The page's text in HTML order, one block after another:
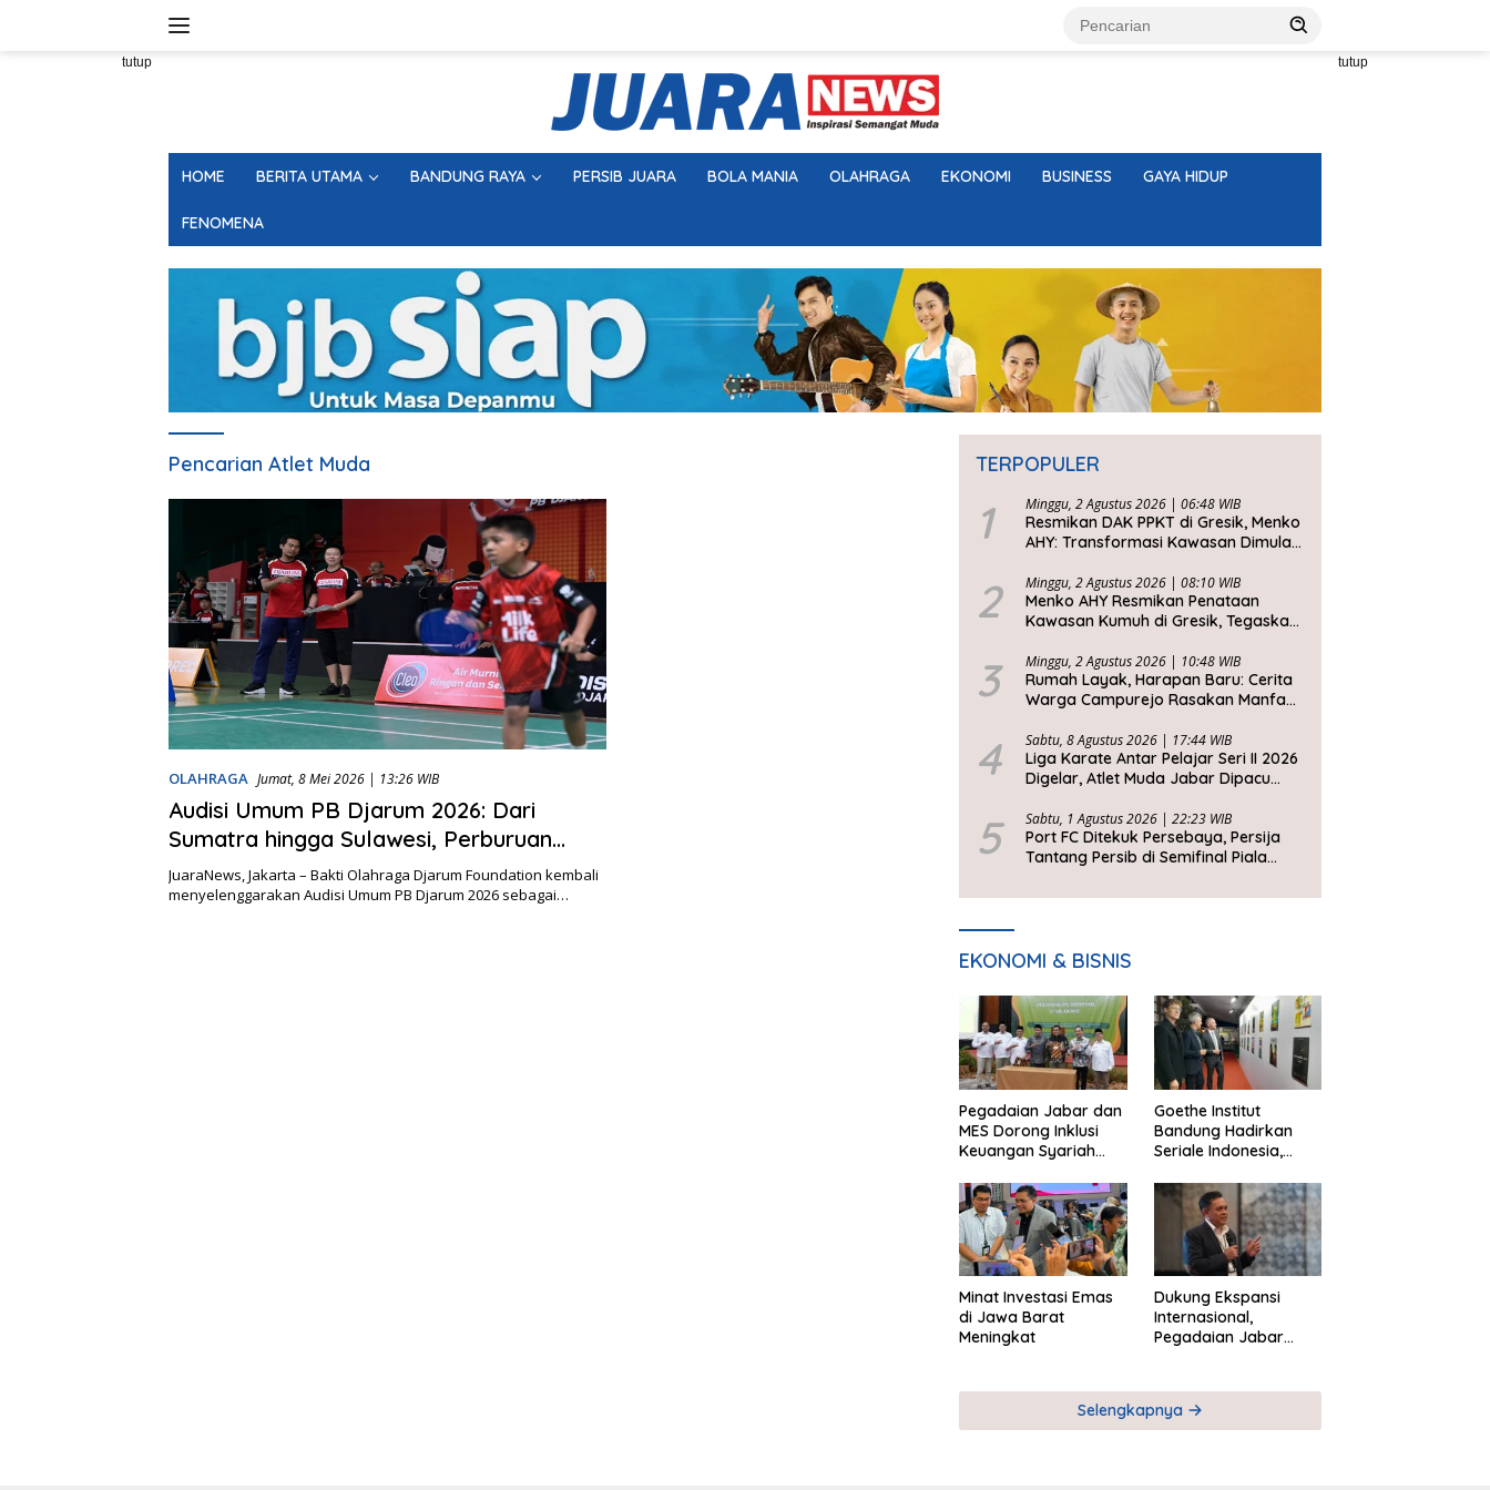
tutup tutup
HOME BERITA UTAMA BANDUNG RAYA PERSIB JUARA BOLA MANIA OLAHRAGA EKONOMI BUSINESS GAYA HIDUP
FENOMENA
Pencarian Atlet Muda
OLAHRAGA Jumat, 8 Mei 2026 | 13:26 WIB
Audisi Umum PB Djarum 2026: Dari
Sumatra hingga Sulawesi, Perburuan
Talenta Super Kian Meluas
JuaraNews, Jakarta – Bakti Olahraga Djarum Foundation kembali
menyelenggarakan Audisi Umum PB Djarum 2026 sebagai…
TERPOPULER
1 Minggu, 2 Agustus 2026 | 06:48 WIB
Resmikan DAK PPKT di Gresik, Menko
AHY: Transformasi Kawasan Dimulai
2 Minggu, 2 Agustus 2026 | 08:10 WIB
Menko AHY Resmikan Penataan
Kawasan Kumuh di Gresik, Tegaskan
Kesejahteraan Rakyat
3 Minggu, 2 Agustus 2026 | 10:48 WIB
Rumah Layak, Harapan Baru: Cerita
Warga Campurejo Rasakan Manfaat
4 Sabtu, 8 Agustus 2026 | 17:44 WIB
Liga Karate Antar Pelajar Seri II 2026
Digelar, Atlet Muda Jabar Dipacu
5 Sabtu, 1 Agustus 2026 | 22:23 WIB
Port FC Ditekuk Persebaya, Persija
Tantang Persib di Semifinal Piala
EKONOMI & BISNIS
Pegadaian Jabar dan
MES Dorong Inklusi
Keuangan Syariah
UMKM
Goethe Institut
Bandung Hadirkan
Seriale Indonesia,
Global Industri Serial
Minat Investasi Emas
di Jawa Barat
Meningkat
Dukung Ekspansi
Internasional,
Pegadaian Jabar
Pegadaian Timor
Leste
Selengkapnya